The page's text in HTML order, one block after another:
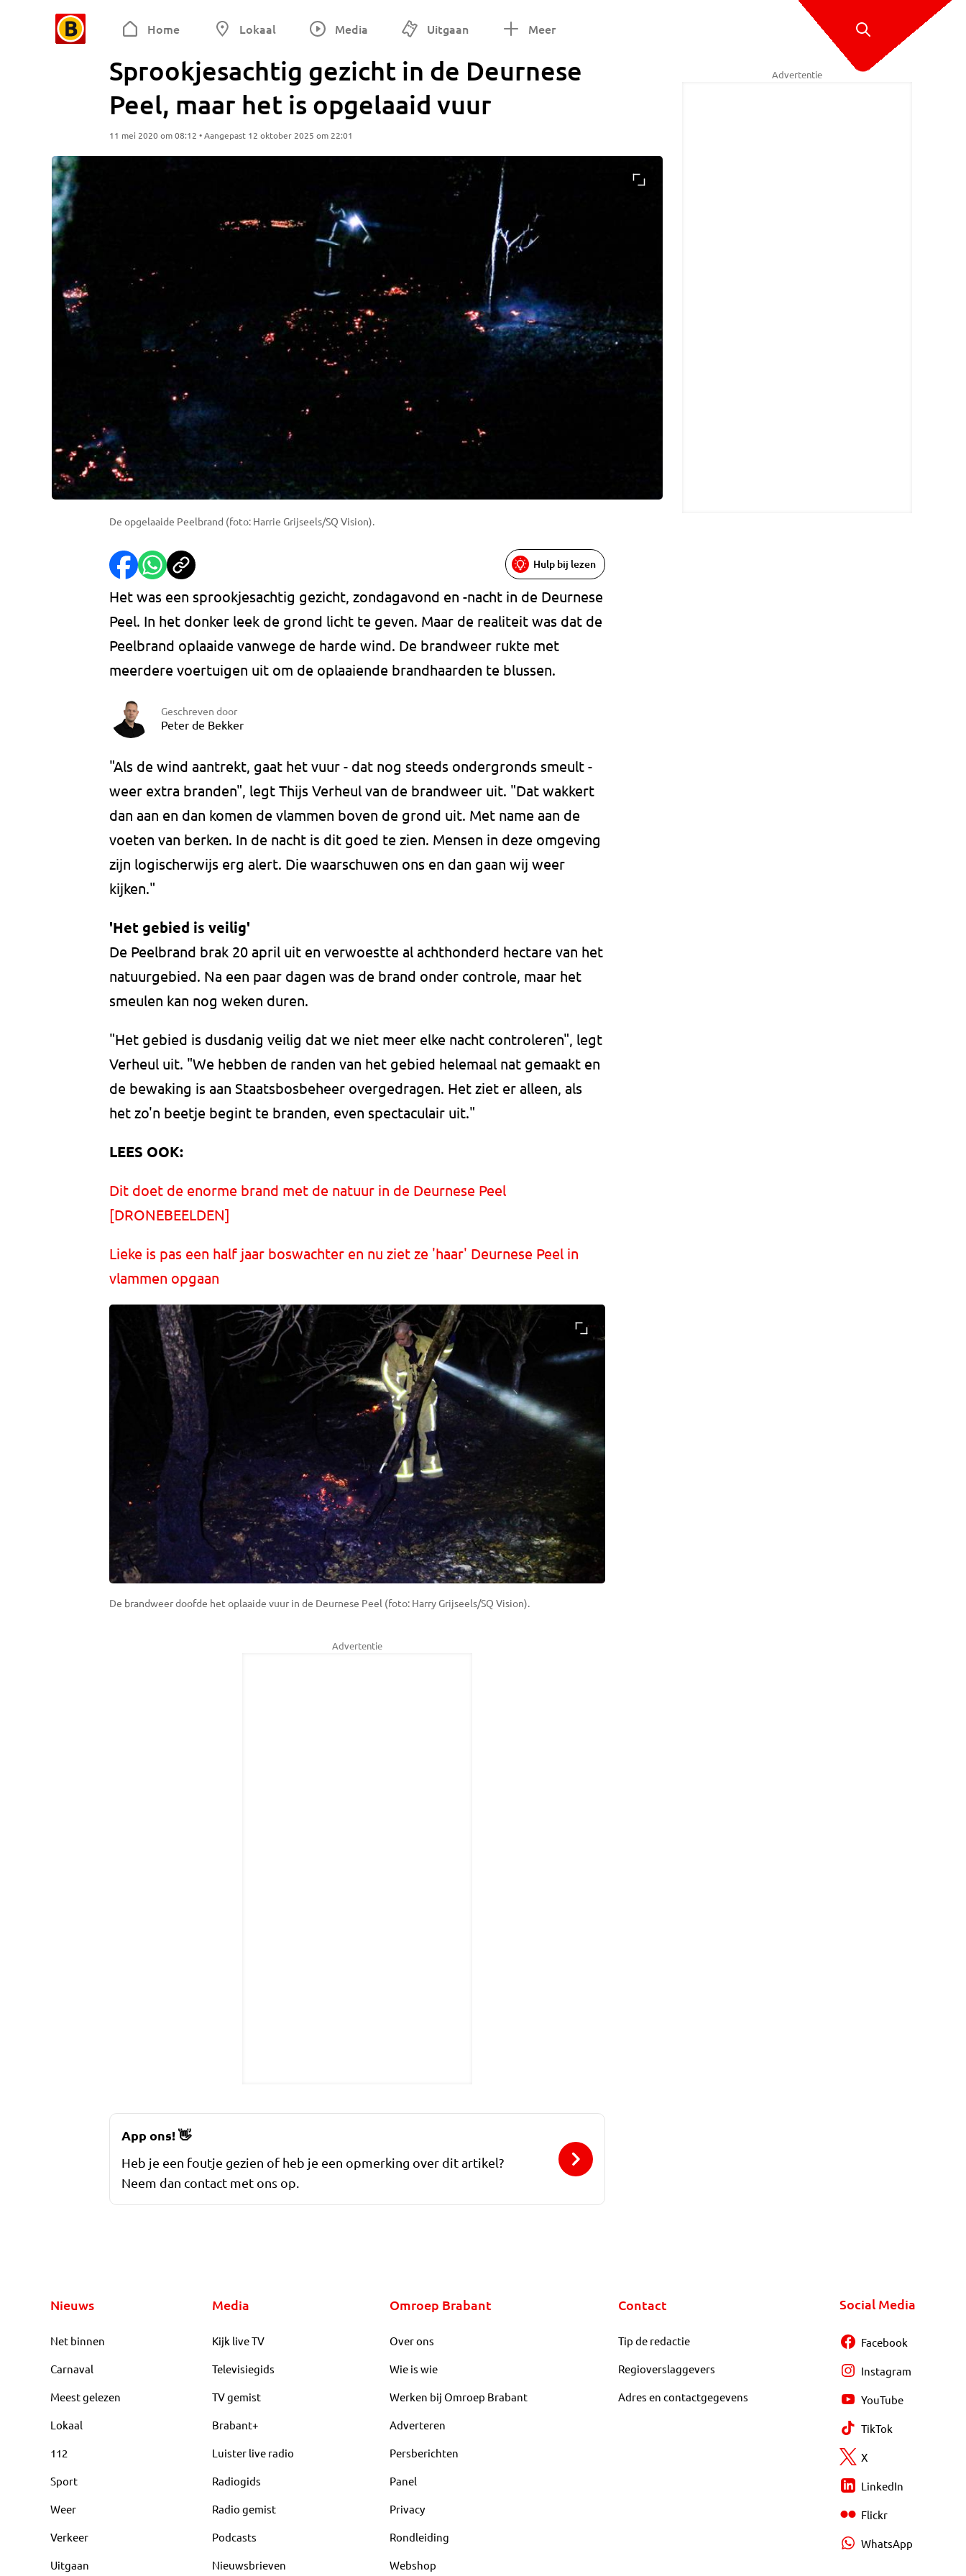
Home Lokaal Media Uitgaan Meer
Sprookjesachtig gezicht in de Deurnese
Peel, maar het is opgelaaid vuur
11 mei 2020 om 08:12 • Aangepast 12 oktober 2025 om 22:01
De opgelaaide Peelbrand (foto: Harrie Grijseels/SQ Vision).
Hulp bij lezen
Het was een sprookjesachtig gezicht, zondagavond en -nacht in de Deurnese
Peel. In het donker leek de grond licht te geven. Maar de realiteit was dat de
Peelbrand oplaaide vanwege de harde wind. De brandweer rukte met
meerdere voertuigen uit om de oplaaiende brandhaarden te blussen.
Geschreven door
Peter de Bekker
"Als de wind aantrekt, gaat het vuur - dat nog steeds ondergronds smeult -
weer extra branden", legt Thijs Verheul van de brandweer uit. "Dat wakkert
dan aan en dan komen de vlammen boven de grond uit. Met name aan de
voeten van berken. In de nacht is dit goed te zien. Mensen in deze omgeving
zijn logischerwijs erg alert. Die waarschuwen ons en dan gaan wij weer
kijken."
'Het gebied is veilig'
De Peelbrand brak 20 april uit en verwoestte al achthonderd hectare van het
natuurgebied. Na een paar dagen was de brand onder controle, maar het
smeulen kan nog weken duren.
"Het gebied is dusdanig veilig dat we niet meer elke nacht controleren", legt
Verheul uit. "We hebben de randen van het gebied helemaal nat gemaakt en
de bewaking is aan Staatsbosbeheer overgedragen. Het ziet er alleen, als
het zo'n beetje begint te branden, even spectaculair uit."
LEES OOK:
Dit doet de enorme brand met de natuur in de Deurnese Peel
[DRONEBEELDEN]
Lieke is pas een half jaar boswachter en nu ziet ze 'haar' Deurnese Peel in
vlammen opgaan
De brandweer doofde het oplaaide vuur in de Deurnese Peel (foto: Harry Grijseels/SQ Vision).
Advertentie
Advertentie
App ons!👋
Heb je een foutje gezien of heb je een opmerking over dit artikel?
Neem dan contact met ons op.
Nieuws
Net binnen
Carnaval
Meest gelezen
Lokaal
112
Sport
Weer
Verkeer
Uitgaan
Media
Kijk live TV
Televisiegids
TV gemist
Brabant+
Luister live radio
Radiogids
Radio gemist
Podcasts
Nieuwsbrieven
Omroep Brabant
Over ons
Wie is wie
Werken bij Omroep Brabant
Adverteren
Persberichten
Panel
Privacy
Rondleiding
Webshop
Contact
Tip de redactie
Regioverslaggevers
Adres en contactgegevens
Social Media
Facebook
Instagram
YouTube
TikTok
X
LinkedIn
Flickr
WhatsApp